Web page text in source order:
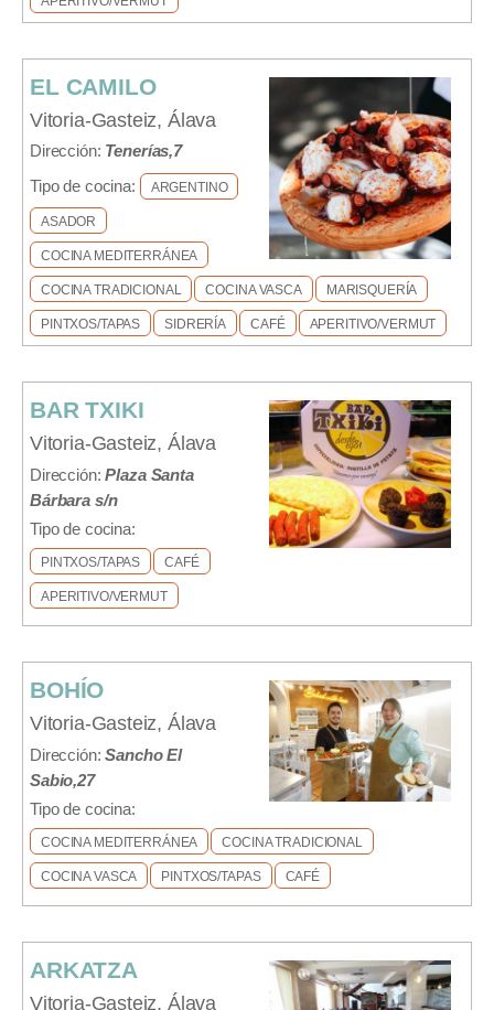
EL CAMILO
Vitoria-Gasteiz, Álava
Dirección: Tenerías,7
Tipo de cocina:
ARGENTINO
ASADOR
COCINA MEDITERRÁNEA
COCINA TRADICIONAL COCINA VASCA MARISQUERÍA
PINTXOS/TAPAS SIDRERÍA CAFÉ APERITIVO/VERMUT
BAR TXIKI
Vitoria-Gasteiz, Álava
Dirección:Plaza Santa
Bárbara s/n
Tipo de cocina:
PINTXOS/TAPAS CAFÉ
APERITIVO/VERMUT
BOHÍO
Vitoria-Gasteiz, Álava
Dirección:Sancho El
Sabio,27
Tipo de cocina:
COCINA MEDITERRÁNEA COCINA TRADICIONAL
COCINA VASCA PINTXOS/TAPAS CAFÉ
ARKATZA
Vitoria-Gasteiz, Álava